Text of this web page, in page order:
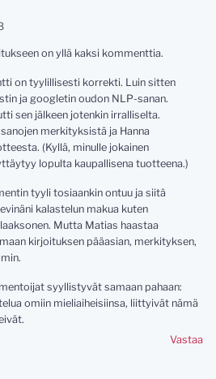
on yllä kaksi kommenttia.
on tyylillisesti korrekti. Luin sitten
ja googletin oudon NLP-sanan.
sen jälkeen jotenkin irralliselta.
merkityksistä ja Hanna
(Kyllä, minulle jokainen
lopulta kaupallisena tuotteena.)
tyyli tosiaankin ontuu ja siitä
kalastelun makua kuten
Mutta Matias haastaa
kirjoituksen pääasian, merkityksen,
syyllistyvät samaan pahaan:
omiin mieliaiheisiinsa, liittyivät nämä
Vastaa